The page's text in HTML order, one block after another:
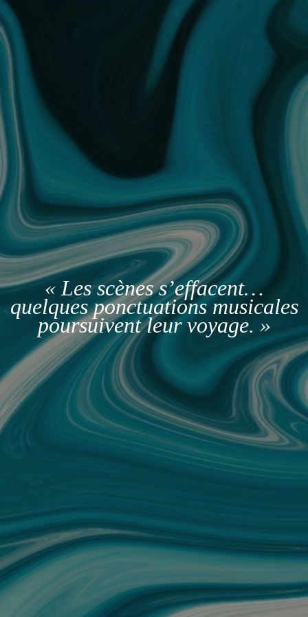
« Les scènes s’effacent…
quelques ponctuations musicales
poursuivent leur voyage. »